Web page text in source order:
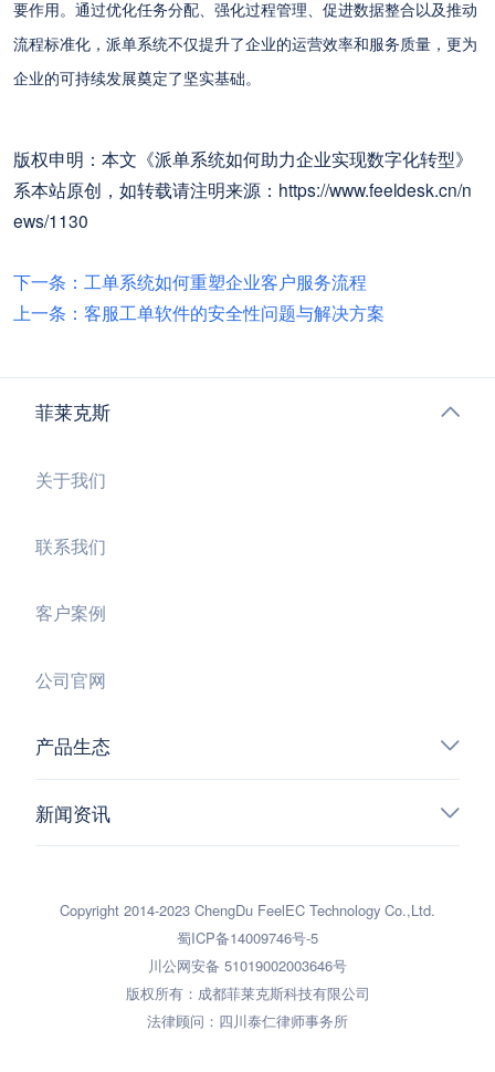
要作用。通过优化任务分配、强化过程管理、促进数据整合以及推动
流程标准化，派单系统不仅提升了企业的运营效率和服务质量，更为
企业的可持续发展奠定了坚实基础。
版权申明：本文《派单系统如何助力企业实现数字化转型》
系本站原创，如转载请注明来源：https://www.feeldesk.cn/n
ews/1130
下一条：工单系统如何重塑企业客户服务流程
上一条：客服工单软件的安全性问题与解决方案
菲莱克斯
关于我们
联系我们
客户案例
公司官网
产品生态
新闻资讯
Copyright 2014-2023 ChengDu FeelEC Technology Co.,Ltd.
蜀ICP备14009746号-5
川公网安备 51019002003646号
版权所有：成都菲莱克斯科技有限公司
法律顾问：四川泰仁律师事务所